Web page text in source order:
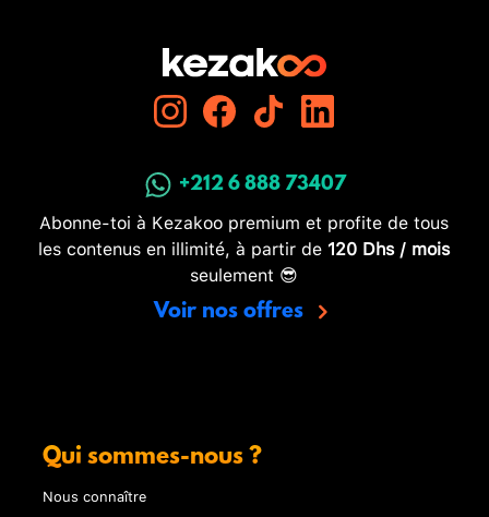
+212 6 888 73407
Abonne-toi à Kezakoo premium et profite de tous
les contenus en illimité, à partir de 120 Dhs / mois
seulement 😎
Voir nos offres
Qui sommes-nous ?
Nous connaître